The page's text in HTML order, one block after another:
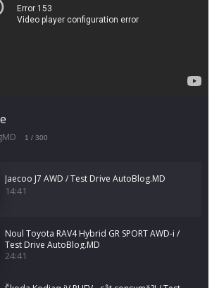
1 / 300
Jaecoo J7 AWD / Test Drive AutoBlog.MD
14:41
Noul Toyota RAV4 Hybrid GR SPORT AWD-i /
Test Drive AutoBlog.MD
24:41